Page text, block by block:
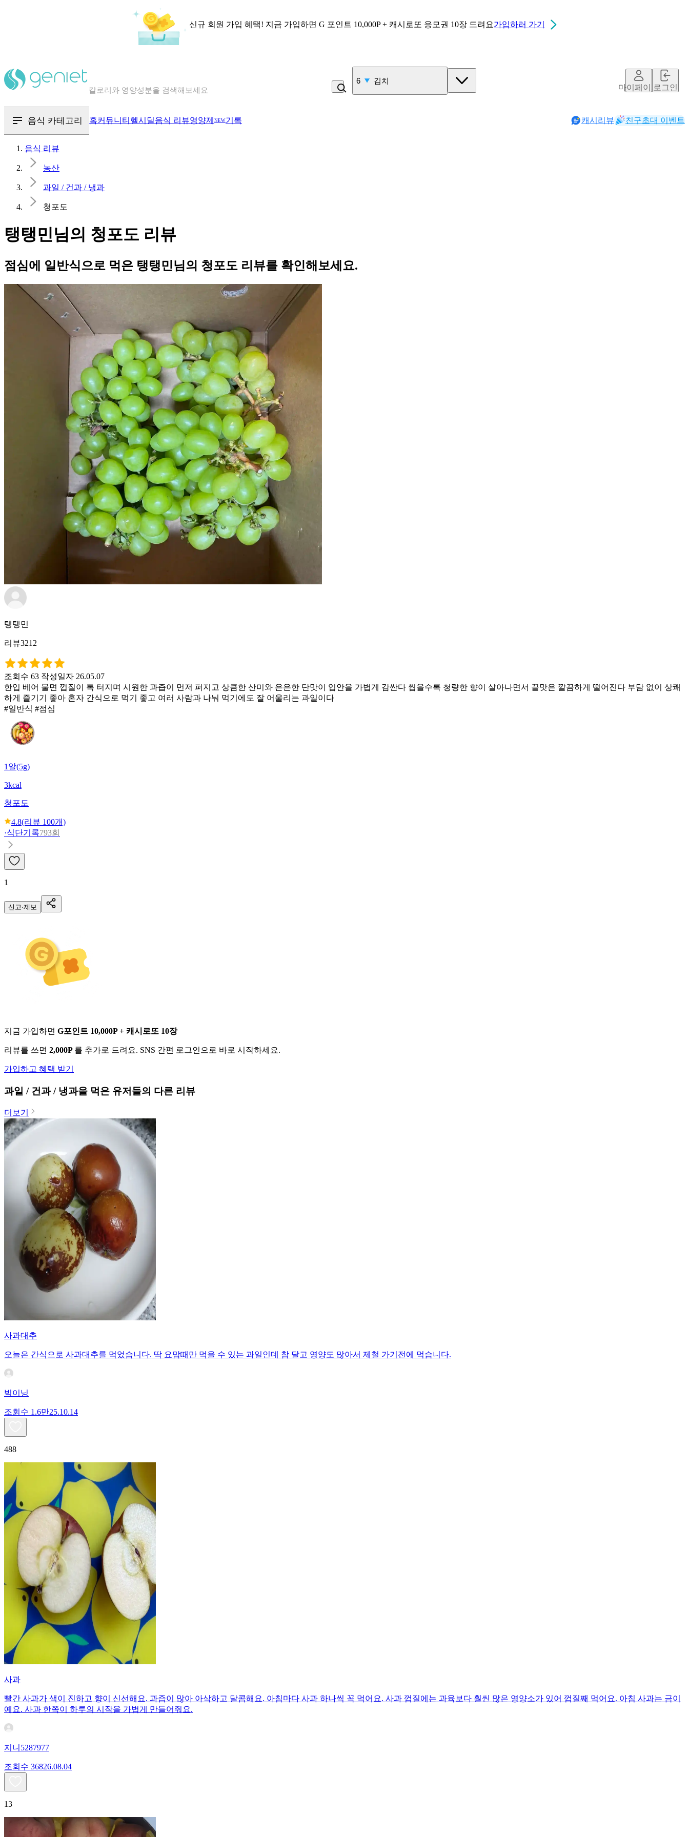
신규 회원 가입 혜택! 지금 가입하면 G 포인트 10,000P + 캐시로또 응모권 10장 드려요가입하러 가기
혈당 · 다이어트 음식 검색해보세요
7 삼겹살
마이페이지로그인
음식 카테고리 홈커뮤니티 헬시딜음식 리뷰영양제 NEW기록 캐시리뷰 친구초대 이벤트
음식 리뷰
농산
과일 / 건과 / 냉과
청포도
탱탱민님의 청포도 리뷰
점심에 일반식으로 먹은 탱탱민님의 청포도 리뷰를 확인해보세요.
탱탱민
리뷰3212
조회수 63 작성일자 26.05.07
한입 베어 물면 껍질이 톡 터지며 시원한 과즙이 먼저 퍼지고 상큼한 산미와 은은한 단맛이 입안을 가볍게 감싼다 씹을수록 청량한 향이 살아나면서 끝맛은 깔끔하게 떨어진다 부담 없이 상쾌
하게 즐기기 좋아 혼자 간식으로 먹기 좋고 여러 사람과 나눠 먹기에도 잘 어울리는 과일이다
#일반식 #점심
1알(5g)
3kcal
청포도
4.8(리뷰 100개)
·식단기록793회
1
신고·제보
지금 가입하면 G포인트 10,000P + 캐시로또 10장
리뷰를 쓰면 2,000P 를 추가로 드려요. SNS 간편 로그인으로 바로 시작하세요.
가입하고 혜택 받기
과일 / 건과 / 냉과을 먹은 유저들의 다른 리뷰
더보기
사과대추
오늘은 간식으로 사과대추를 먹었습니다. 딱 요맘때만 먹을 수 있는 과일인데 참 달고 영양도 많아서 제철 가기전에 먹습니다.
빅이닝
조회수 1.6만25.10.14
488
사과
빨간 사과가 색이 진하고 향이 신선해요. 과즙이 많아 아삭하고 달콤해요. 아침마다 사과 하나씩 꼭 먹어요. 사과 껍질에는 과육보다 훨씬 많은 영양소가 있어 껍질째 먹어요. 아침 사과는 금이
예요. 사과 한쪽이 하루의 시작을 가볍게 만들어줘요.
지니5287977
조회수 36826.08.04
13